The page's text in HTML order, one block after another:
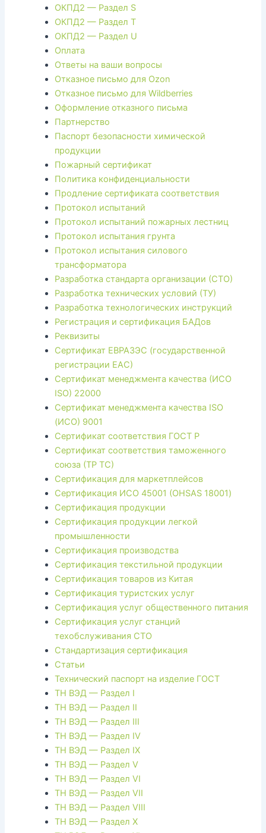
ОКПД2 — Раздел S
ОКПД2 — Раздел T
ОКПД2 — Раздел U
Оплата
Ответы на ваши вопросы
Отказное письмо для Ozon
Отказное письмо для Wildberries
Оформление отказного письма
Партнерство
Паспорт безопасности химической
продукции
Пожарный сертификат
Политика конфиденциальности
Продление сертификата соответствия
Протокол испытаний
Протокол испытаний пожарных лестниц
Протокол испытания грунта
Протокол испытания силового
трансформатора
Разработка стандарта организации (СТО)
Разработка технических условий (ТУ)
Разработка технологических инструкций
Регистрация и сертификация БАДов
Реквизиты
Сертификат ЕВРАЗЭС (государственной
регистрации ЕАС)
Сертификат менеджмента качества (ИСО
ISO) 22000
Сертификат менеджмента качества ISO
(ИСО) 9001
Сертификат соответствия ГОСТ Р
Сертификат соответствия таможенного
союза (ТР ТС)
Сертификация для маркетплейсов
Сертификация ИСО 45001 (OHSAS 18001)
Сертификация продукции
Сертификация продукции легкой
промышленности
Сертификация производства
Сертификация текстильной продукции
Сертификация товаров из Китая
Сертификация туристских услуг
Сертификация услуг общественного питания
Сертификация услуг станций
техобслуживания СТО
Стандартизация сертификация
Статьи
Технический паспорт на изделие ГОСТ
ТН ВЭД — Раздел I
ТН ВЭД — Раздел II
ТН ВЭД — Раздел III
ТН ВЭД — Раздел IV
ТН ВЭД — Раздел IX
ТН ВЭД — Раздел V
ТН ВЭД — Раздел VI
ТН ВЭД — Раздел VII
ТН ВЭД — Раздел VIII
ТН ВЭД — Раздел X